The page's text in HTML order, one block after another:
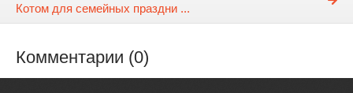
Котом для семейных праздни ...
Комментарии (0)